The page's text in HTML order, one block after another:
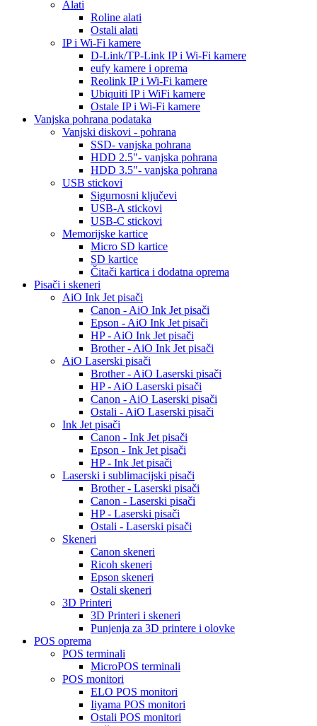
Alati
Roline alati
Ostali alati
IP i Wi-Fi kamere
D-Link/TP-Link IP i Wi-Fi kamere
eufy kamere i oprema
Reolink IP i Wi-Fi kamere
Ubiquiti IP i WiFi kamere
Ostale IP i Wi-Fi kamere
Vanjska pohrana podataka
Vanjski diskovi - pohrana
SSD- vanjska pohrana
HDD 2.5"- vanjska pohrana
HDD 3.5"- vanjska pohrana
USB stickovi
Sigurnosni ključevi
USB-A stickovi
USB-C stickovi
Memorijske kartice
Micro SD kartice
SD kartice
Čitači kartica i dodatna oprema
Pisači i skeneri
AiO Ink Jet pisači
Canon - AiO Ink Jet pisači
Epson - AiO Ink Jet pisači
HP - AiO Ink Jet pisači
Brother - AiO Ink Jet pisači
AiO Laserski pisači
Brother - AiO Laserski pisači
HP - AiO Laserski pisači
Canon - AiO Laserski pisači
Ostali - AiO Laserski pisači
Ink Jet pisači
Canon - Ink Jet pisači
Epson - Ink Jet pisači
HP - Ink Jet pisači
Laserski i sublimacijski pisači
Brother - Laserski pisači
Canon - Laserski pisači
HP - Laserski pisači
Ostali - Laserski pisači
Skeneri
Canon skeneri
Ricoh skeneri
Epson skeneri
Ostali skeneri
3D Printeri
3D Printeri i skeneri
Punjenja za 3D printere i olovke
POS oprema
POS terminali
MicroPOS terminali
POS monitori
ELO POS monitori
Iiyama POS monitori
Ostali POS monitori